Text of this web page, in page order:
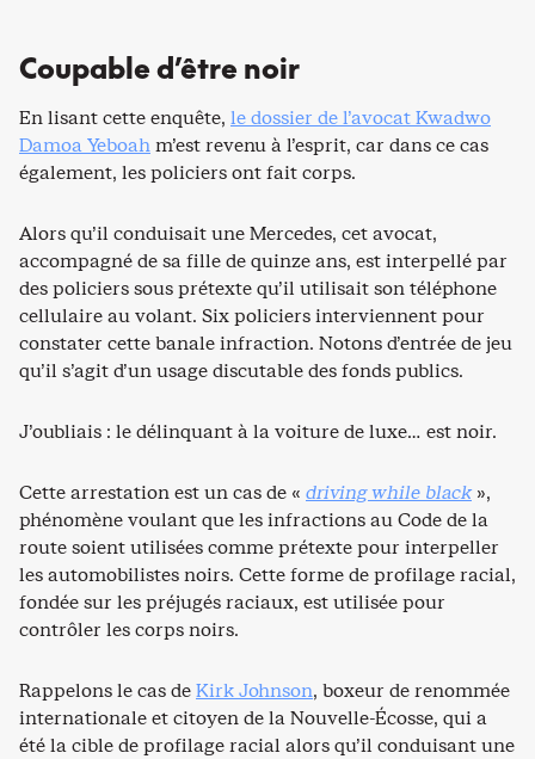
Coupable d’être noir
En lisant cette enquête, le dossier de l’avocat Kwadwo
Damoa Yeboahm’est revenu à l’esprit, car dans ce cas
également, les policiers ont fait corps.
Alors qu’il conduisait une Mercedes, cet avocat,
accompagné de sa fille de quinze ans, est interpellé par
des policiers sous prétexte qu’il utilisait son téléphone
cellulaire au volant. Six policiers interviennent pour
constater cette banale infraction. Notons d’entrée de jeu
qu’il s’agit d’un usage discutable des fonds publics.
J’oubliais : le délinquant à la voiture de luxe… est noir.
Cette arrestation est un cas de « driving while black»,
phénomène voulant que les infractions au Code de la
route soient utilisées comme prétexte pour interpeller
les automobilistes noirs. Cette forme de profilage racial,
fondée sur les préjugés raciaux, est utilisée pour
contrôler les corps noirs.
Rappelons le cas deKirk Johnson, boxeur de renommée
internationale et citoyen de la Nouvelle-Écosse, qui a
été la cible de profilage racial alors qu’il conduisant une